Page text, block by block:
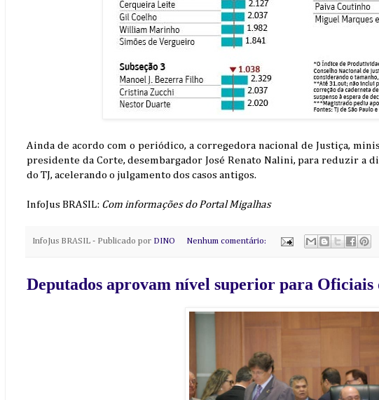
Ainda de acordo com o periódico, a corregedora nacional de Justiça,
presidente da Corte, desembargador José Renato Nalini, para reduzir a
do TJ, acelerando o julgamento dos casos antigos.
InfoJus BRASIL: Com informações do Portal Migalhas
InfoJus BRASIL - Publicado por DINO Nenhum comentário:
Deputados aprovam nível superior para Oficiais